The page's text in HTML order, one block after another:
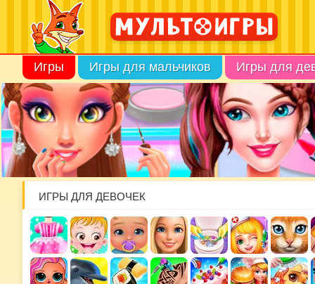
Игры Игры для мальчиков Игры для
ИГРЫ ДЛЯ ДЕВОЧЕК